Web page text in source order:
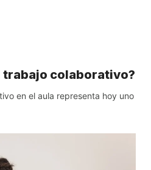
trabajo colaborativo?
en el aula representa hoy uno